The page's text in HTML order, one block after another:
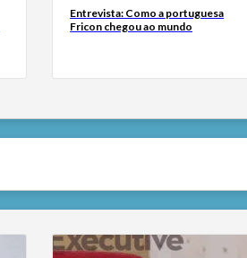
Entrevista: Como a portuguesa
Fricon chegou ao mundo